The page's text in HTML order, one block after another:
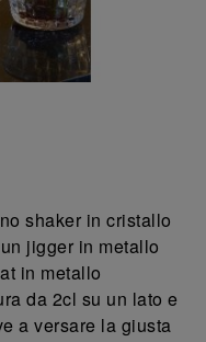
shaker in cristallo
jigger in metallo
in metallo
da 2cl su un lato e
a versare la giusta